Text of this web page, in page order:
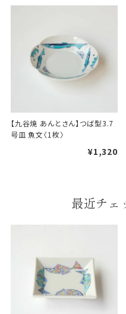
【九谷焼 あんとさん】つば型3.7
号皿 魚文〈1枚〉
¥1,320
最近チェ